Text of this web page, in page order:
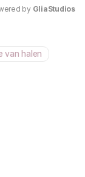
by GliaStudios
van halen